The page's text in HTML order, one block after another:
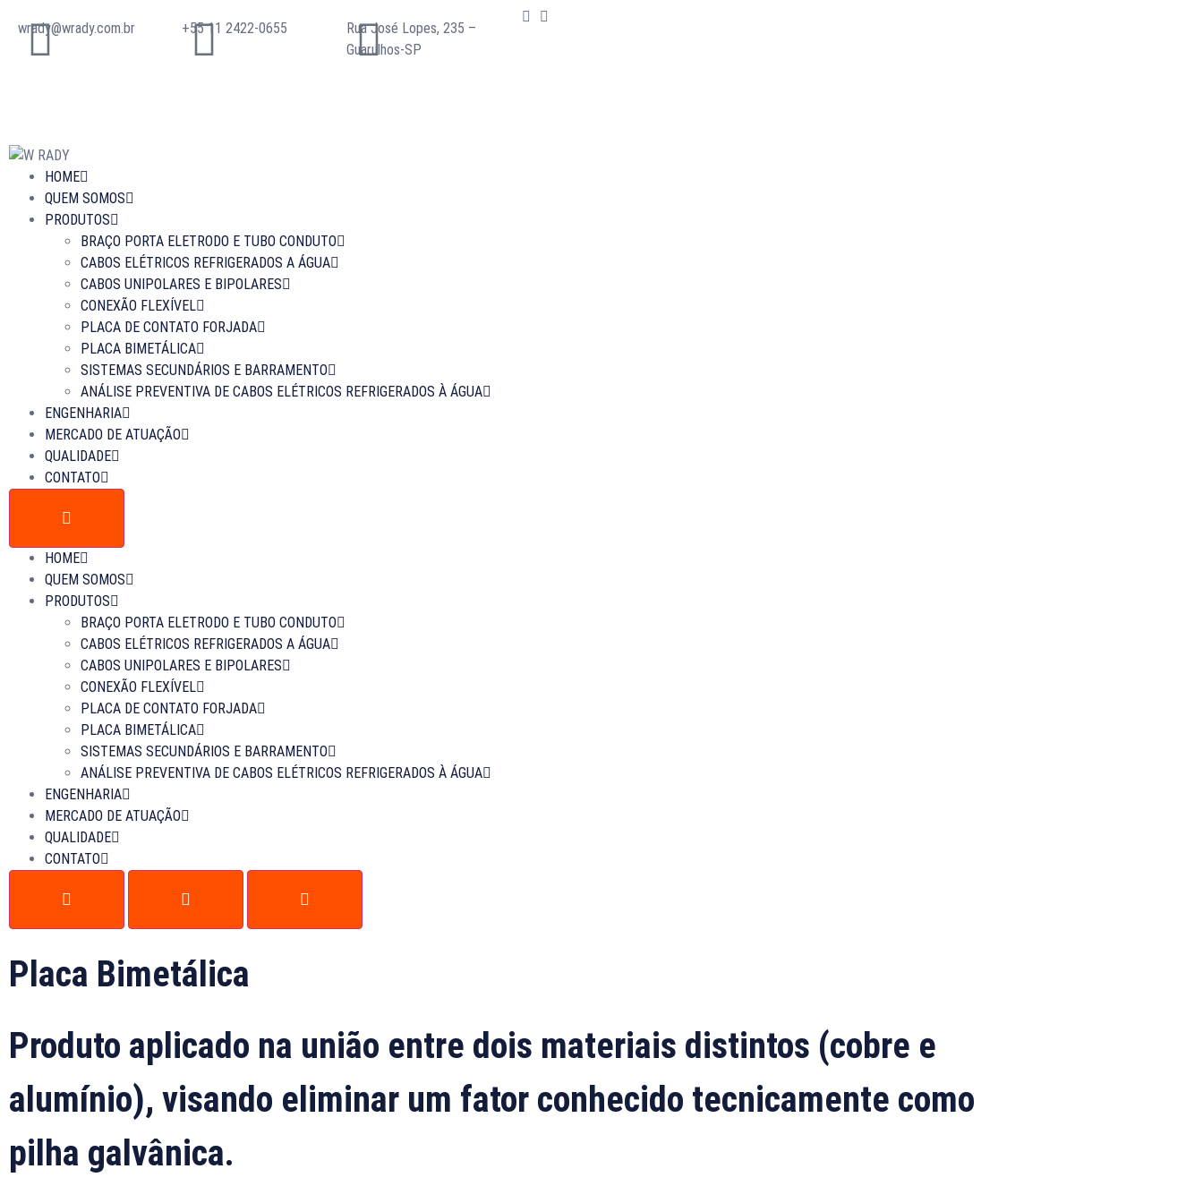
wrady@wrady.com.br +55 11 2422-0655
Rua José Lopes, 235 –
Guarulhos-SP
HOME
QUEM SOMOS
PRODUTOS
BRAÇO PORTA ELETRODO E TUBO CONDUTO
CABOS ELÉTRICOS REFRIGERADOS A ÁGUA
CABOS UNIPOLARES E BIPOLARES
CONEXÃO FLEXÍVEL
PLACA DE CONTATO FORJADA
PLACA BIMETÁLICA
SISTEMAS SECUNDÁRIOS E BARRAMENTO
ANÁLISE PREVENTIVA DE CABOS ELÉTRICOS REFRIGERADOS À ÁGUA
ENGENHARIA
MERCADO DE ATUAÇÃO
QUALIDADE
CONTATO
HOME
QUEM SOMOS
PRODUTOS
BRAÇO PORTA ELETRODO E TUBO CONDUTO
CABOS ELÉTRICOS REFRIGERADOS A ÁGUA
CABOS UNIPOLARES E BIPOLARES
CONEXÃO FLEXÍVEL
PLACA DE CONTATO FORJADA
PLACA BIMETÁLICA
SISTEMAS SECUNDÁRIOS E BARRAMENTO
ANÁLISE PREVENTIVA DE CABOS ELÉTRICOS REFRIGERADOS À ÁGUA
ENGENHARIA
MERCADO DE ATUAÇÃO
QUALIDADE
CONTATO
Placa Bimetálica
Produto aplicado na união entre dois materiais distintos (cobre e
alumínio), visando eliminar um fator conhecido tecnicamente como
pilha galvânica.